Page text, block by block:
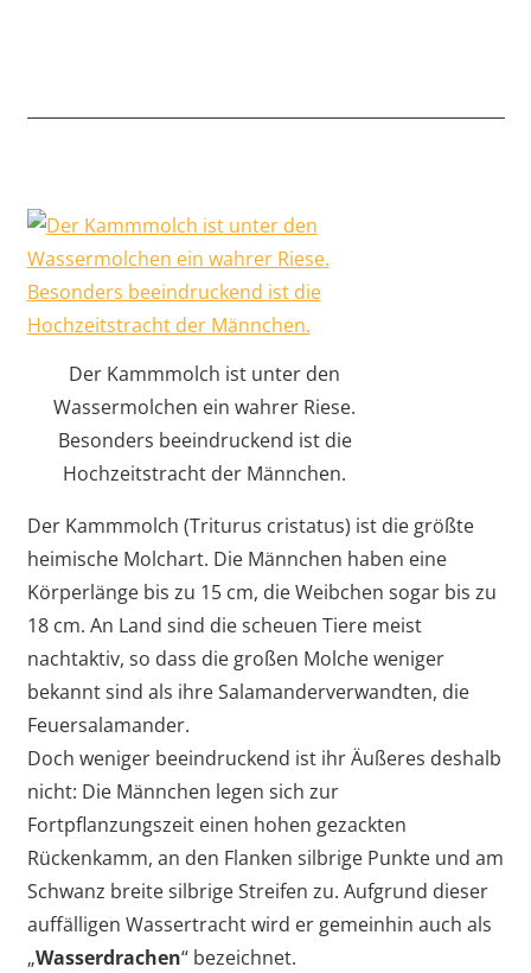
Der Kammmolch ist unter den
Wassermolchen ein wahrer Riese.
Besonders beeindruckend ist die
Hochzeitstracht der Männchen.
Der Kammmolch (Triturus cristatus) ist die größte
heimische Molchart. Die Männchen haben eine
Körperlänge bis zu 15 cm, die Weibchen sogar bis zu
18 cm. An Land sind die scheuen Tiere meist
nachtaktiv, so dass die großen Molche weniger
bekannt sind als ihre Salamanderverwandten, die
Feuersalamander.
Doch weniger beeindruckend ist ihr Äußeres deshalb
nicht: Die Männchen legen sich zur
Fortpflanzungszeit einen hohen gezackten
Rückenkamm, an den Flanken silbrige Punkte und am
Schwanz breite silbrige Streifen zu. Aufgrund dieser
auffälligen Wassertracht wird er gemeinhin auch als
„Wasserdrachen“ bezeichnet.